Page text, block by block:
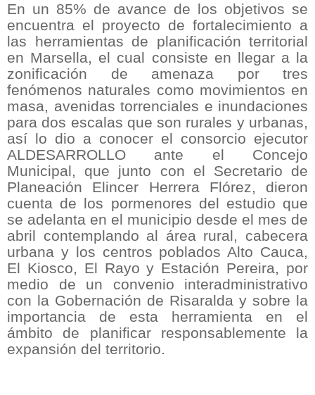
En un 85% de avance de los objetivos se
encuentra el proyecto de fortalecimiento a
las herramientas de planificación territorial
en Marsella, el cual consiste en llegar a la
zonificación de amenaza por tres
fenómenos naturales como movimientos en
masa, avenidas torrenciales e inundaciones
para dos escalas que son rurales y urbanas,
así lo dio a conocer el consorcio ejecutor
ALDESARROLLO ante el Concejo
Municipal, que junto con el Secretario de
Planeación Elincer Herrera Flórez, dieron
cuenta de los pormenores del estudio que
se adelanta en el municipio desde el mes de
abril contemplando al área rural, cabecera
urbana y los centros poblados Alto Cauca,
El Kiosco, El Rayo y Estación Pereira, por
medio de un convenio interadministrativo
con la Gobernación de Risaralda y sobre la
importancia de esta herramienta en el
ámbito de planificar responsablemente la
expansión del territorio.